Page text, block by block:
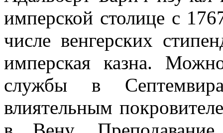
имперской столице с
числе венгерских
имперская казна.
службы в
влиятельным